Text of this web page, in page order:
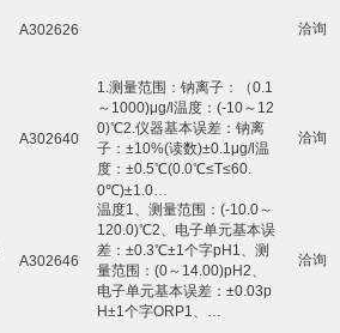
A302626 洽询
A302640
1.测量范围：钠离子：（0.1
～1000)μg/l温度：(-10～12
0)℃2.仪器基本误差：钠离
子：±10%(读数)±0.1μg/l温
度：±0.5℃(0.0℃≤T≤60.
0℃)±1.0…
洽询
A302646
温度1、测量范围：(-10.0～
120.0)℃2、电子单元基本误
差：±0.3℃±1个字pH1、测
量范围：(0～14.00)pH2、
电子单元基本误差：±0.03p
H±1个字ORP1、…
洽询